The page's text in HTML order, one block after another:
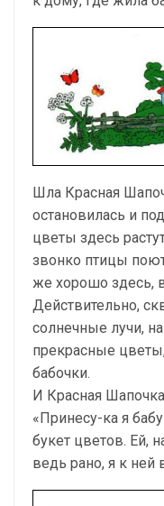
Шла Красная
остановилась и
цветы здесь
звонко птицы
же хорошо здесь,
Действительно,
солнечные лучи,
прекрасные
бабочки.
И Красная
«Принесу-ка я
букет цветов. Ей,
ведь рано, я к ней